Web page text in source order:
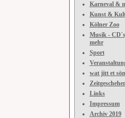
Karneval &
Kunst &
Kölner Zoo
Musik -
mehr
Sport
wat jitt et
Links
Impressum
Archiv 2019